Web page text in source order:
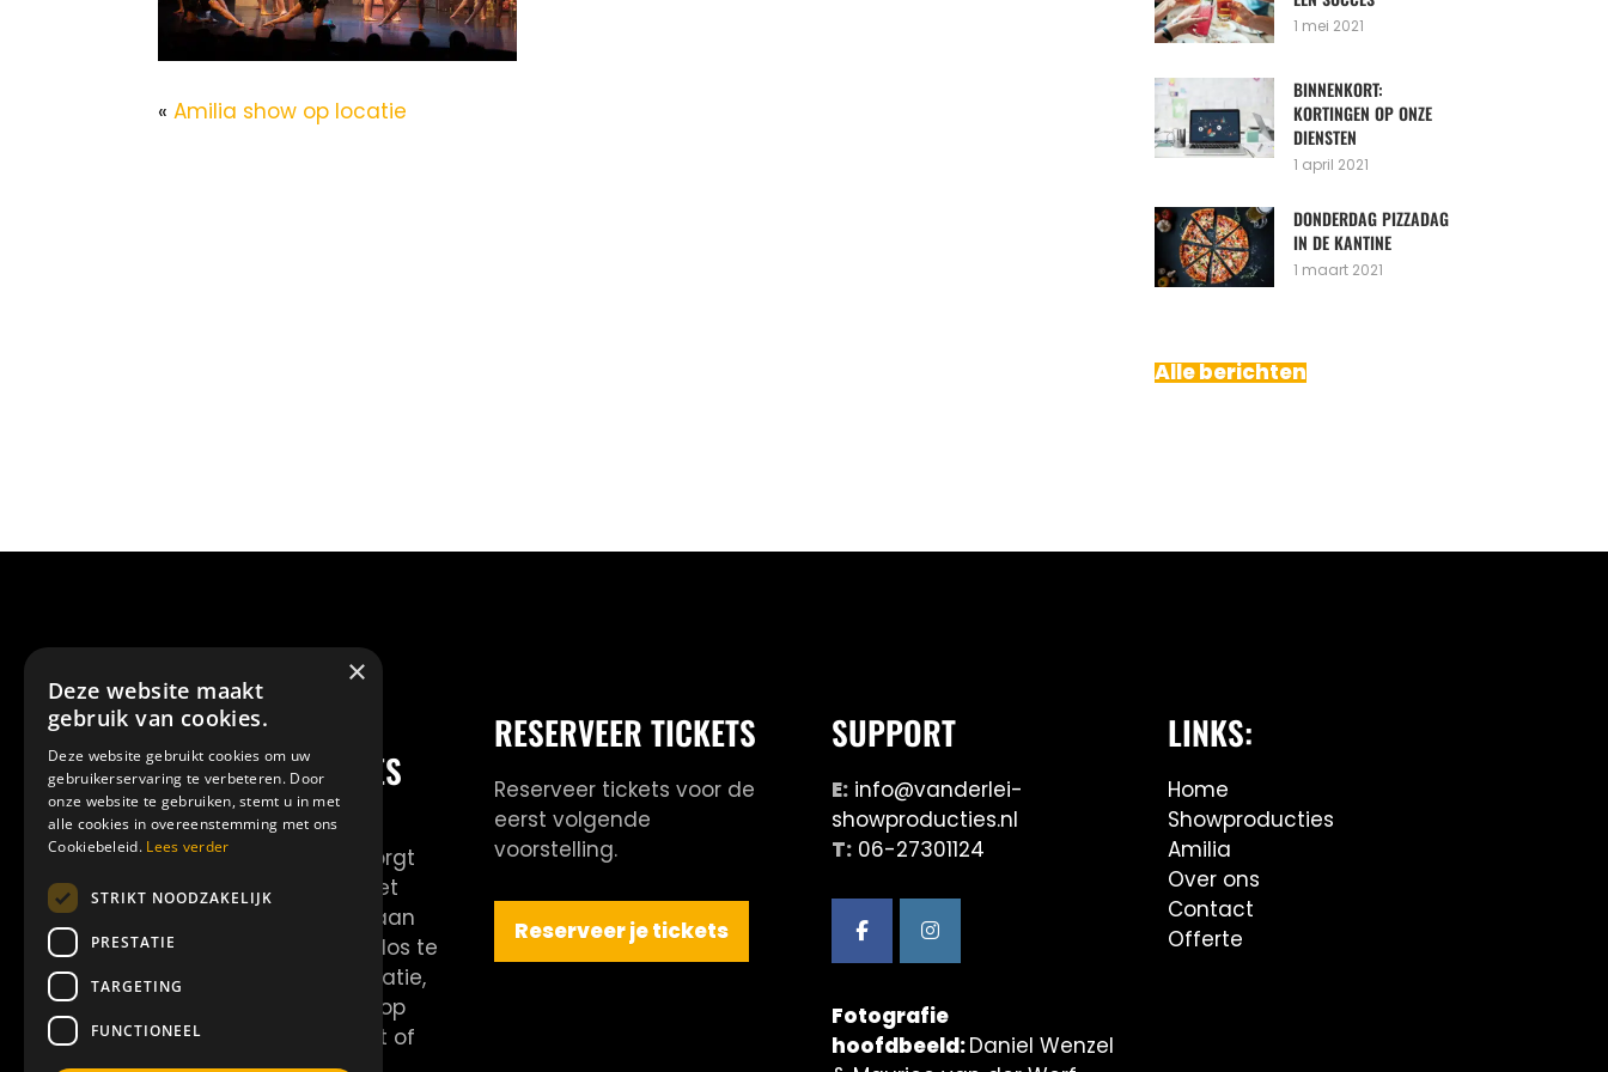
« Amilia show op locatie
1 mei 2021
BINNENKORT:
KORTINGEN OP ONZE
DIENSTEN
1 april 2021
DONDERDAG PIZZADAG
IN DE KANTINE
1 maart 2021
Alle berichten
VAN DER LEI
SHOWPRODUCTIES
Van der Lei
Showproducties verzorgt
professionele acts met
een grote diversiteit aan
disciplines. Elke act is los te
boeken of als combinatie,
zo is er altijd een act op
maat voor jouw event of
RESERVEER TICKETS
Reserveer tickets voor de
eerst volgende
voorstelling.
Reserveer je tickets
SUPPORT
E: info@vanderlei-
showproducties.nl
T: 06-27301124
Fotografie
hoofdbeeld:Daniel Wenzel
LINKS:
Home
Showproducties
Amilia
Over ons
Contact
Offerte
×
Deze website maakt
gebruik van cookies.
Deze website gebruikt cookies om uw
gebruikerservaring te verbeteren. Door
onze website te gebruiken, stemt u in met
alle cookies in overeenstemming met ons
Cookiebeleid. Lees verder
STRIKT NOODZAKELIJK
PRESTATIE
TARGETING
FUNCTIONEEL